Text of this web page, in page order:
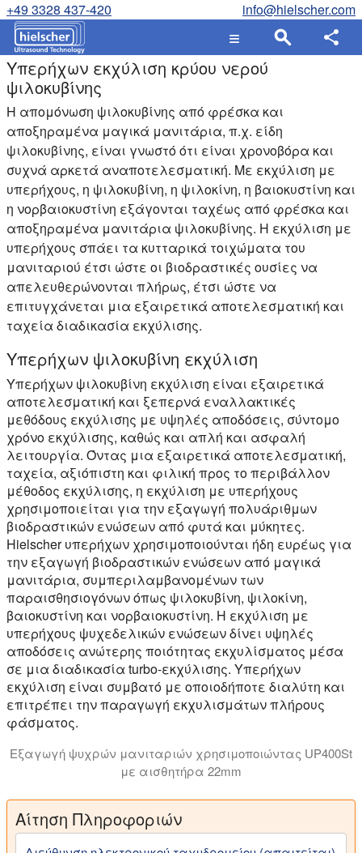
+49 3328 437-420 info@hielscher.com
Υπερήχων εκχύλιση κρύου νερού
ψιλοκυβίνης
Η απομόνωση ψιλοκυβίνης από φρέσκα και
αποξηραμένα μαγικά μανιτάρια, π.χ. είδη
ψιλοκυβίνης, είναι γνωστό ότι είναι χρονοβόρα και
συχνά αρκετά αναποτελεσματική. Με εκχύλιση με
υπερήχους, η ψιλοκυβίνη, η ψιλοκίνη, η βαιοκυστίνη και
η νορβαιοκυστίνη εξάγονται ταχέως από φρέσκα και
αποξηραμένα μανιτάρια ψιλοκυβίνης. Η εκχύλιση με
υπερήχους σπάει τα κυτταρικά τοιχώματα του
μανιταριού έτσι ώστε οι βιοδραστικές ουσίες να
απελευθερώνονται πλήρως, έτσι ώστε να
επιτυγχάνεται μια εξαιρετικά αποτελεσματική και
ταχεία διαδικασία εκχύλισης.
Υπερήχων ψιλοκυβίνη εκχύλιση
Υπερήχων ψιλοκυβίνη εκχύλιση είναι εξαιρετικά
αποτελεσματική και ξεπερνά εναλλακτικές
μεθόδους εκχύλισης με υψηλές αποδόσεις, σύντομο
χρόνο εκχύλισης, καθώς και απλή και ασφαλή
λειτουργία. Όντας μια εξαιρετικά αποτελεσματική,
ταχεία, αξιόπιστη και φιλική προς το περιβάλλον
μέθοδος εκχύλισης, η εκχύλιση με υπερήχους
χρησιμοποιείται για την εξαγωγή πολυάριθμων
βιοδραστικών ενώσεων από φυτά και μύκητες.
Hielscher υπερήχων χρησιμοποιούνται ήδη ευρέως για
την εξαγωγή βιοδραστικών ενώσεων από μαγικά
μανιτάρια, συμπεριλαμβανομένων των
παραισθησιογόνων όπως ψιλοκυβίνη, ψιλοκίνη,
βαιοκυστίνη και νορβαιοκυστίνη. Η εκχύλιση με
υπερήχους ψυχεδελικών ενώσεων δίνει υψηλές
αποδόσεις ανώτερης ποιότητας εκχυλίσματος μέσα
σε μια διαδικασία turbo-εκχύλισης. Υπερήχων
εκχύλιση είναι συμβατό με οποιοδήποτε διαλύτη και
επιτρέπει την παραγωγή εκχυλισμάτων πλήρους
φάσματος.
Εξαγωγή ψυχρών μανιταριών χρησιμοποιώντας UP400St
με αισθητήρα 22mm
Αίτηση Πληροφοριών